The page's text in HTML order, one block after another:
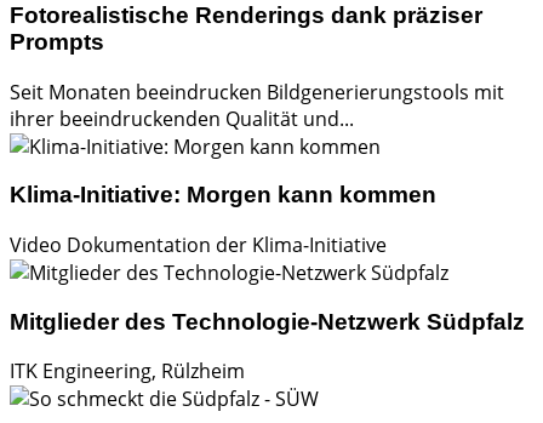
Fotorealistische Renderings dank präziser
Prompts
Seit Monaten beeindrucken Bildgenerierungstools mit
ihrer beeindruckenden Qualität und...
Klima-Initiative: Morgen kann kommen
Video Dokumentation der Klima-Initiative
Mitglieder des Technologie-Netzwerk Südpfalz
ITK Engineering, Rülzheim